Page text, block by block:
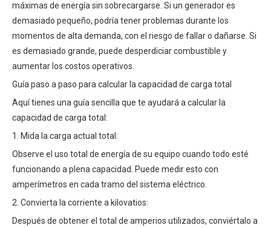
máximas de energía sin sobrecargarse. Si un generador es
demasiado pequeño, podría tener problemas durante los
momentos de alta demanda, con el riesgo de fallar o dañarse. Si
es demasiado grande, puede desperdiciar combustible y
aumentar los costos operativos.
Guía paso a paso para calcular la capacidad de carga total
Aquí tienes una guía sencilla que te ayudará a calcular la
capacidad de carga total:
1. Mida la carga actual total:
Observe el uso total de energía de su equipo cuando todo esté
funcionando a plena capacidad. Puede medir esto con
amperímetros en cada tramo del sistema eléctrico.
2. Convierta la corriente a kilovatios:
Después de obtener el total de amperios utilizados, conviértalo a